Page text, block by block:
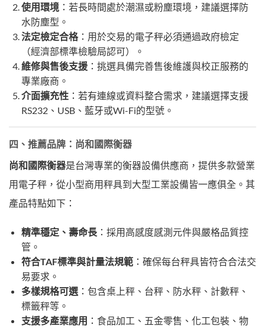
使用環境：若長時間處於潮濕或粉塵環境，建議選擇防
水防塵型。
法定檢定合格：用於交易的電子秤必須通過政府檢定
（經濟部標準檢驗局認可）。
維修與售後支援：挑選具備完善售後維護與校正服務的
專業廠商。
介面擴充性：若有連線或資料整合需求，建議選擇支援
RS232、USB、藍牙或Wi-Fi的型號。
四、推薦品牌：尚和國際衡器
尚和國際衡器是台灣專業的衡器設備供應商，提供多款營業
用電子秤，從小型商用秤具到大型工業設備皆一應俱全。其
產品特點如下：
精準穩定、壽命長：採用高感度感測元件與嚴格品質控
管。
符合TAF標準與計量法規範：確保每台秤具皆符合合法交
易要求。
多樣規格可選：包含桌上秤、台秤、防水秤、計數秤、
標籤秤等。
支援多產業應用 ：食品加工、五金零售、化工包裝、物